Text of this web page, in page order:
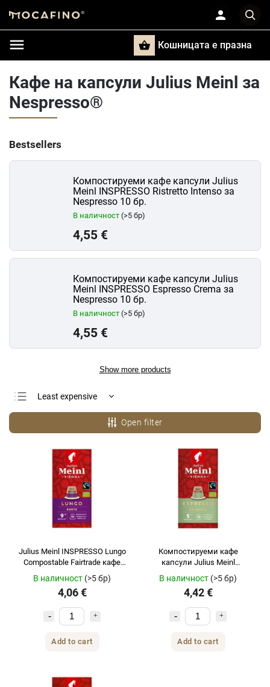
Кошницата e празна
Кафе на капсули Julius Meinl за
Nespresso®
Bestsellers
Компостируеми кафе капсули Julius
Meinl INSPRESSO Ristretto Intenso за
Nespresso 10 бр.
В наличност (>5 бр)
4,55 €
Компостируеми кафе капсули Julius
Meinl INSPRESSO Espresso Crema за
Nespresso 10 бр.
В наличност (>5 бр)
4,55 €
Show more products
Least expensive
Bestsellers
Alphabetically
Open filter
Julius Meinl INSPRESSO Lungo
Compostable Fairtrade кафе
капсули за Nespresso 10 бр.
В наличност (>5 бр)
4,06 €
Add to cart
Компостируеми кафе
капсули Julius Meinl
INSPRESSO Espresso Bio &
Faitrade за Nespresso 10 бр.
В наличност (>5 бр)
4,42 €
Add to cart